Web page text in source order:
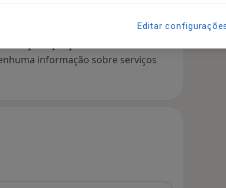
e preços
informação sobre serviços
Editar